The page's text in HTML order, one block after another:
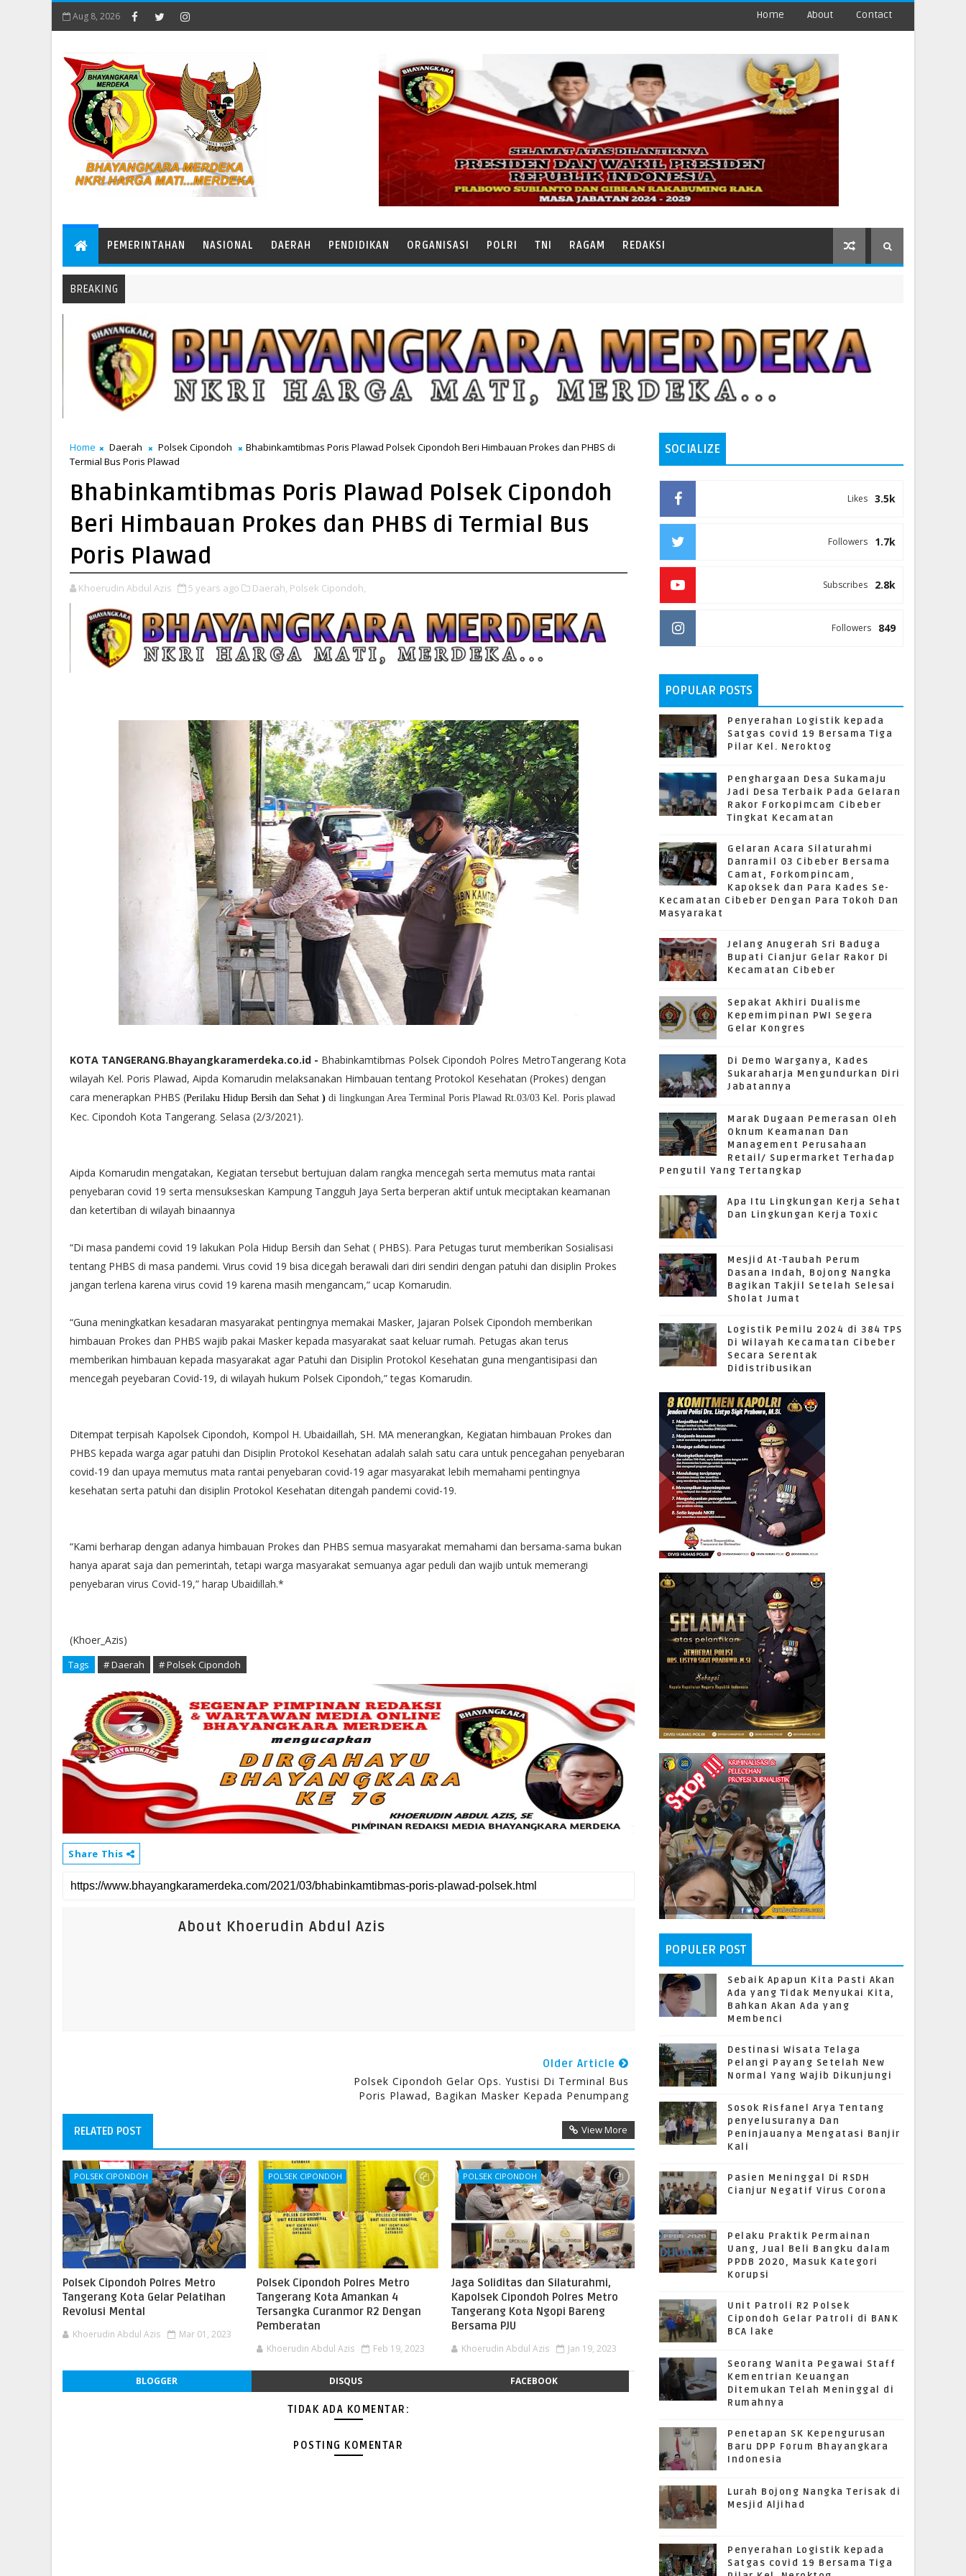
Aug 8, 2026 Home About Contact
PEMERINTAHAN NASIONAL DAERAH PENDIDIKAN ORGANISASI POLRI TNI RAGAM REDAKSI
BREAKING
Home Daerah Polsek Cipondoh
Bhabinkamtibmas Poris Plawad Polsek Cipondoh Beri Himbauan Prokes dan PHBS di
Termial Bus Poris Plawad
Bhabinkamtibmas Poris Plawad Polsek Cipondoh
Beri Himbauan Prokes dan PHBS di Termial Bus
Poris Plawad
Khoerudin Abdul Azis 5 years ago Daerah, Polsek Cipondoh,
KOTA TANGERANG.Bhayangkaramerdeka.co.id - Bhabinkamtibmas Polsek Cipondoh Polres MetroTangerang Kota
wilayah Kel. Poris Plawad, Aipda Komarudin melaksanakan Himbauan tentang Protokol Kesehatan (Prokes) dengan
cara menerapkan PHBS (Perilaku Hidup Bersih dan Sehat ) di lingkungan Area Terminal Poris Plawad Rt.03/03 Kel. Poris plawad
Kec. Cipondoh Kota Tangerang. Selasa (2/3/2021).
Aipda Komarudin mengatakan, Kegiatan tersebut bertujuan dalam rangka mencegah serta memutus mata rantai
penyebaran covid 19 serta mensukseskan Kampung Tangguh Jaya Serta berperan aktif untuk meciptakan keamanan
dan ketertiban di wilayah binaannya
“Di masa pandemi covid 19 lakukan Pola Hidup Bersih dan Sehat ( PHBS). Para Petugas turut memberikan Sosialisasi
tentang PHBS di masa pandemi. Virus covid 19 bisa dicegah berawali dari diri sendiri dengan patuhi dan disiplin Prokes
jangan terlena karena virus covid 19 karena masih mengancam,” ucap Komarudin.
“Guna meningkatkan kesadaran masyarakat pentingnya memakai Masker, Jajaran Polsek Cipondoh memberikan
himbauan Prokes dan PHBS wajib pakai Masker kepada masyarakat saat keluar rumah. Petugas akan terus
memberikan himbauan kepada masyarakat agar Patuhi dan Disiplin Protokol Kesehatan guna mengantisipasi dan
mencegah peyebaran Covid-19, di wilayah hukum Polsek Cipondoh,” tegas Komarudin.
Ditempat terpisah Kapolsek Cipondoh, Kompol H. Ubaidaillah, SH. MA menerangkan, Kegiatan himbauan Prokes dan
PHBS kepada warga agar patuhi dan Disiplin Protokol Kesehatan adalah salah satu cara untuk pencegahan penyebaran
covid-19 dan upaya memutus mata rantai penyebaran covid-19 agar masyarakat lebih memahami pentingnya
kesehatan serta patuhi dan disiplin Protokol Kesehatan ditengah pandemi covid-19.
“Kami berharap dengan adanya himbauan Prokes dan PHBS semua masyarakat memahami dan bersama-sama bukan
hanya aparat saja dan pemerintah, tetapi warga masyarakat semuanya agar peduli dan wajib untuk memerangi
penyebaran virus Covid-19,” harap Ubaidillah.*
(Khoer_Azis)
Tags # Daerah # Polsek Cipondoh
Share This
About Khoerudin Abdul Azis
Older Article
Polsek Cipondoh Gelar Ops. Yustisi Di Terminal Bus
Poris Plawad, Bagikan Masker Kepada Penumpang
RELATED POST View More
POLSEK CIPONDOH
Polsek Cipondoh Polres Metro
Tangerang Kota Gelar Pelatihan
Revolusi Mental
Khoerudin Abdul Azis Mar 01, 2023
POLSEK CIPONDOH
Polsek Cipondoh Polres Metro
Tangerang Kota Amankan 4
Tersangka Curanmor R2 Dengan
Pemberatan
Khoerudin Abdul Azis Feb 19, 2023
POLSEK CIPONDOH
Jaga Soliditas dan Silaturahmi,
Kapolsek Cipondoh Polres Metro
Tangerang Kota Ngopi Bareng
Bersama PJU
Khoerudin Abdul Azis Jan 19, 2023
BLOGGER DISQUS FACEBOOK
TIDAK ADA KOMENTAR:
POSTING KOMENTAR
SOCIALIZE
3.5k
Likes
1.7k
Followers
2.8k
Subscribes
849
Followers
POPULAR POSTS
Penyerahan Logistik kepada
Satgas covid 19 Bersama Tiga
Pilar Kel. Neroktog
Penghargaan Desa Sukamaju
Jadi Desa Terbaik Pada Gelaran
Rakor Forkopimcam Cibeber
Tingkat Kecamatan
Gelaran Acara Silaturahmi
Danramil 03 Cibeber Bersama
Camat, Forkompincam,
Kapoksek dan Para Kades Se-
Kecamatan Cibeber Dengan Para Tokoh Dan
Masyarakat
Jelang Anugerah Sri Baduga
Bupati Cianjur Gelar Rakor Di
Kecamatan Cibeber
Sepakat Akhiri Dualisme
Kepemimpinan PWI Segera
Gelar Kongres
Di Demo Warganya, Kades
Sukaraharja Mengundurkan Diri
Jabatannya
Marak Dugaan Pemerasan Oleh
Oknum Keamanan Dan
Management Perusahaan
Retail/ Supermarket Terhadap
Pengutil Yang Tertangkap
Apa Itu Lingkungan Kerja Sehat
Dan Lingkungan Kerja Toxic
Mesjid At-Taubah Perum
Dasana Indah, Bojong Nangka
Bagikan Takjil Setelah Selesai
Sholat Jumat
Logistik Pemilu 2024 di 384 TPS
Di Wilayah Kecamatan Cibeber
Secara Serentak
Didistribusikan
POPULER POST
Sebaik Apapun Kita Pasti Akan
Ada yang Tidak Menyukai Kita,
Bahkan Akan Ada yang
Membenci
Destinasi Wisata Telaga
Pelangi Payang Setelah New
Normal Yang Wajib Dikunjungi
Sosok Risfanel Arya Tentang
penyelusuranya Dan
Peninjauanya Mengatasi Banjir
Kali
Pasien Meninggal Di RSDH
Cianjur Negatif Virus Corona
Pelaku Praktik Permainan
Uang, Jual Beli Bangku dalam
PPDB 2020, Masuk Kategori
Korupsi
Unit Patroli R2 Polsek
Cipondoh Gelar Patroli di BANK
BCA lake
Seorang Wanita Pegawai Staff
Kementrian Keuangan
Ditemukan Telah Meninggal di
Rumahnya
Penetapan SK Kepengurusan
Baru DPP Forum Bhayangkara
Indonesia
Lurah Bojong Nangka Terisak di
Mesjid Aljihad
Penyerahan Logistik kepada
Satgas covid 19 Bersama Tiga